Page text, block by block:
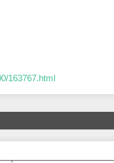
163767.html